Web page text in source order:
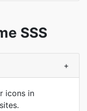
SSS
+
icons in